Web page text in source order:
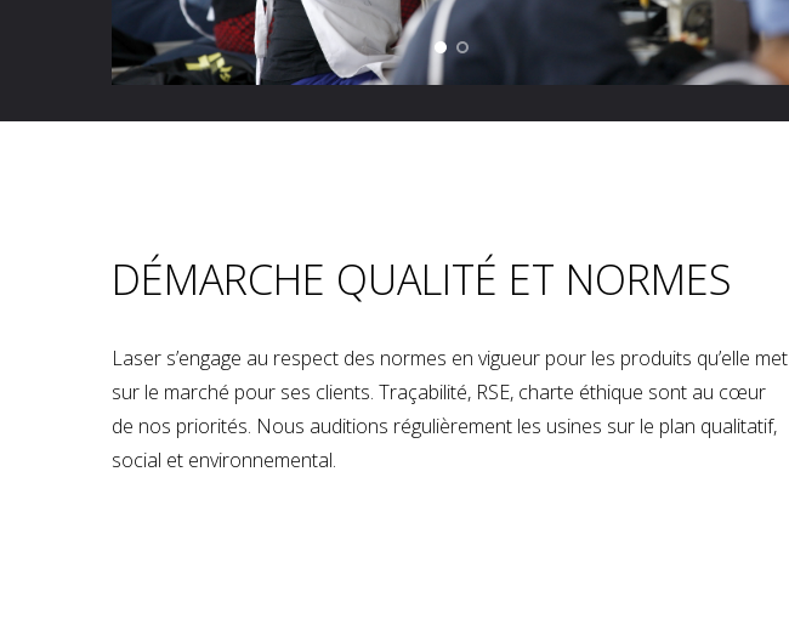
DÉMARCHE QUALITÉ ET NORMES
Laser s’engage au respect des normes en vigueur pour les produits qu’elle met
sur le marché pour ses clients. Traçabilité, RSE, charte éthique sont au cœur
de nos priorités. Nous auditions régulièrement les usines sur le plan qualitatif,
social et environnemental.